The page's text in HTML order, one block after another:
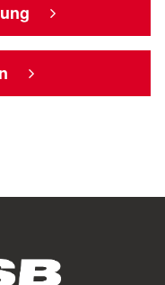
Bereitstellung
Website gesetzt